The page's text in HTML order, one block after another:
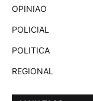
OPINIAO
POLICIAL
POLITICA
REGIONAL